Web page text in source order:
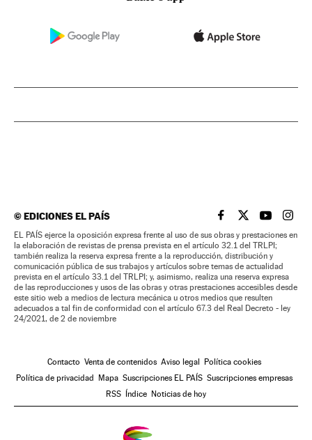
©EDICIONES EL PAÍS EL PAÍS BRASIL EN
EL PAÍSEL PAÍS
EL
EL PAÍS ejerce la oposición expresa frente al uso de sus obras y prestaciones en
la elaboración de revistas de prensa prevista en el artículo 32.1 del TRLPI;
también realiza la reserva expresa frente a la reproducción, distribución y
comunicación pública de sus trabajos y artículos sobre temas de actualidad
prevista en el artículo 33.1 del TRLPI; y, asimismo, realiza una reserva expresa
de las reproducciones y usos de las obras y otras prestaciones accesibles desde
este sitio web a medios de lectura mecánica u otros medios que resulten
adecuados a tal fin de conformidad con el artículo 67.3 del Real Decreto - ley
24/2021, de 2 de noviembre
Contacto Venta de contenidos Aviso legal
Política cookies
Política de privacidad
Mapa Suscripciones EL PAÍS Suscripciones empresas
RSS
Índice Noticias de hoy